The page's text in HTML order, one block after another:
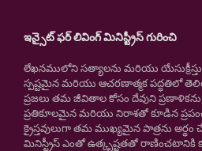
ఇన్సైట్ ఫర్ లివింగ్ మినిస్ట్రీస్ గురించి
లేఖనములోని సత్యాలను మరియు యేసుక్రీస్తు
స్పష్టమైన మరియు ఆచరణాత్మక పద్ధతిలో
ప్రజలు తమ జీవితాల కోసం దేవుని
ప్రతికూలమైన మరియు నిరాశతో కూడిన
క్రైస్తవులుగా తమ ముఖ్యమైన పాత్రను
మినిస్ట్రీస్ ఎంతో ఉత్కృష్టతతో రాణించటానికి